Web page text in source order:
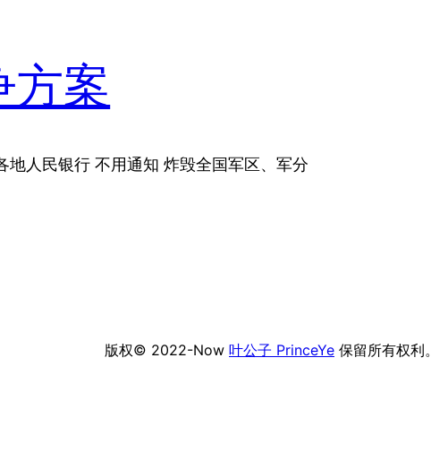
方案
人民银行 不用通知 炸毁全国军区、军分
版权© 2022-Now 叶公子 PrinceYe 保留所有权利。